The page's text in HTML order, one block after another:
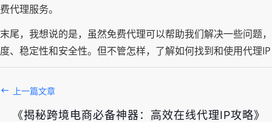
费代理服务。
末尾，我想说的是，虽然免费代理可以帮助我们解决一些问题
度、稳定性和安全性。但不管怎样，了解如何找到和使用代理
上一篇文章
《揭秘跨境电商必备神器：高效在线代理IP攻略》